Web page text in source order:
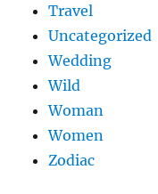
Travel
Uncategorized
Wedding
Wild
Woman
Women
Zodiac